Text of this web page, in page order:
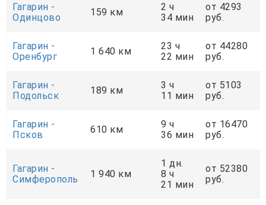
Гагарин -
Одинцово
159 км
2 ч
34 мин
от 4293
руб.
Гагарин -
Оренбург
1 640 км
23 ч
22 мин
от 44280
руб.
Гагарин -
Подольск
189 км
3 ч
11 мин
от 5103
руб.
Гагарин -
Псков
610 км
9 ч
36 мин
от 16470
руб.
Гагарин -
Симферополь
1 940 км
1 дн.
8 ч
21 мин
от 52380
руб.